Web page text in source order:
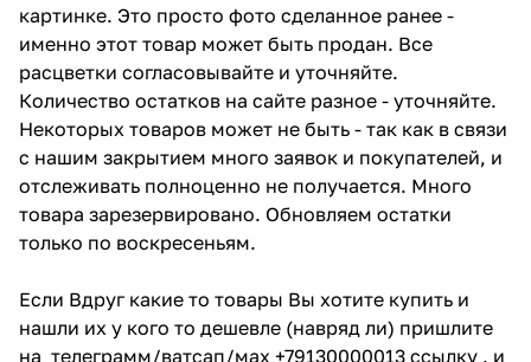
картинке. Это просто фото сделанное ранее -
именно этот товар может быть продан. Все
расцветки согласовывайте и уточняйте.
Количество остатков на сайте разное - уточняйте.
Некоторых товаров может не быть - так как в связи
с нашим закрытием много заявок и покупателей, и
отслеживать полноценно не получается. Много
товара зарезервировано. Обновляем остатки
только по воскресеньям.
Если Вдруг какие то товары Вы хотите купить и
нашли их у кого то дешевле (навряд ли) пришлите
на телеграмм/ватсап/мах +79130000013 ссылку . и